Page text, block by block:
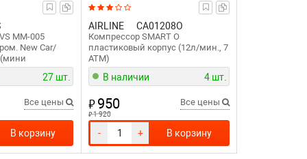
MM-005
New Car/
27 шт.
Все цены
В корзину
AIRLINE CA01208O
Компрессор SMART O
пластиковый корпус (12л/мин., 7
АТМ)
В наличии 4 шт.
₽950
₽1 920
Все цены
- + В корзину